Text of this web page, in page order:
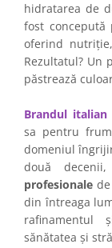
hidratarea de
fost
oferind
Rezultatul? Un
păstrează
Brandul italian
sa pentru
domeniul
două
profesionale
din întreaga
rafinamentul
sănătatea și